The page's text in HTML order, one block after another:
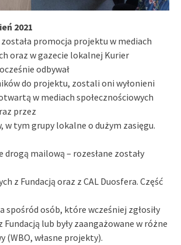
2021
promocja projektu w mediach
oraz w gazecie lokalnej Kurier
odbywał
do projektu, zostali oni wyłonieni
w mediach społecznościowych
przez
w tym grupy lokalne o dużym zasięgu.
drogą mailową – rozesłane zostały
z Fundacją oraz z CAL Duosfera. Część
spośród osób, które wcześniej zgłosiły
Fundacją lub były zaangażowane w różne
(WBO, własne projekty).